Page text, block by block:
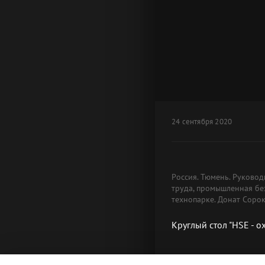
24 сентября 2020
Россия. Тюмень.
труда, промышленная
технопарке. Донат
Круглый стол "HSE -